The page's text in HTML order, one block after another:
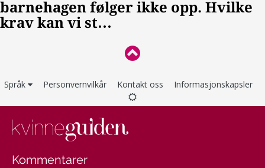
Språk Personvernvilkår Kontakt oss Informasjonskapsler
Kommentarer